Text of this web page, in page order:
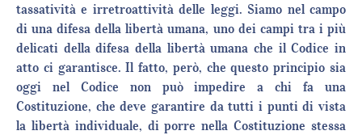
tassatività e irretroattività delle leggi. Siamo nel campo
di una difesa della libertà umana, uno dei campi tra i più
delicati della difesa della libertà umana che il Codice in
atto ci garantisce. Il fatto, però, che questo principio sia
oggi nel Codice non può impedire a chi fa una
Costituzione, che deve garantire da tutti i punti di vista
la libertà individuale, di porre nella Costituzione stessa